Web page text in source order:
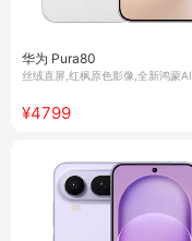
华为 Pura80
丝绒直屏,红枫原色影像,全新鸿蒙AI
¥4799